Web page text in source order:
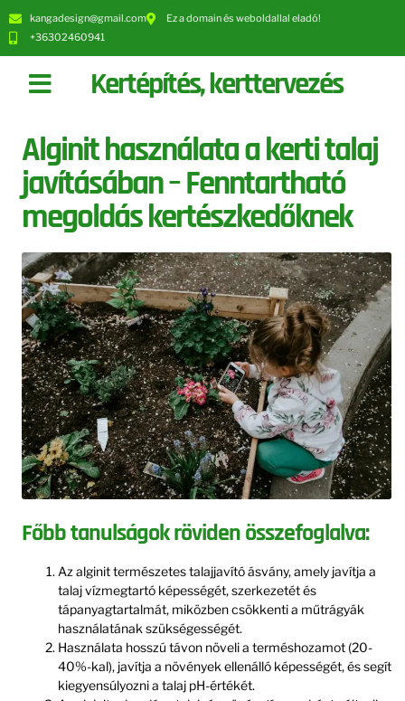
kangadesign@gmail.com
Ez a domain és weboldallal eladó!
+36302460941
Kertépítés, kerttervezés
Alginit használata a kerti talaj
javításában – Fenntartható
megoldás kertészkedőknek
Főbb tanulságok röviden összefoglalva:
Az alginit természetes talajjavító ásvány, amely javítja a
talaj vízmegtartó képességét, szerkezetét és
tápanyagtartalmát, miközben csökkenti a műtrágyák
használatának szükségességét.
Használata hosszú távon növeli a terméshozamot (20-
40%-kal), javítja a növények ellenálló képességét, és segít
kiegyensúlyozni a talaj pH-értékét.